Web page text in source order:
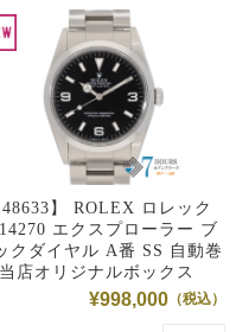
】 ROLEX ロレック
エクスプローラー ブ
クダイヤル A番 SS 自動巻
店オリジナルボックス
¥998,000